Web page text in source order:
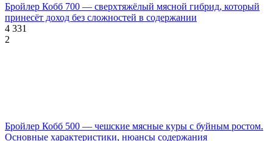
Бройлер Кобб 700 — сверхтяжёлый мясной гибрид, который
принесёт доход без сложностей в содержании
4 331
2
Бройлер Кобб 500 — чешские мясные куры с буйным ростом.
Основные характеристики, нюансы содержания